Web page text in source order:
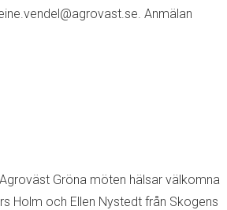
Anmälan
Gröna möten hälsar välkomna
Holm och Ellen Nystedt från Skogens